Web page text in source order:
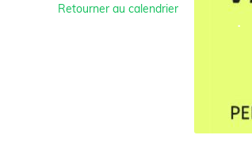
Retourner au calendrier
.